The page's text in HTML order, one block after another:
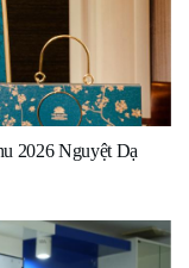
2026 Nguyệt Dạ